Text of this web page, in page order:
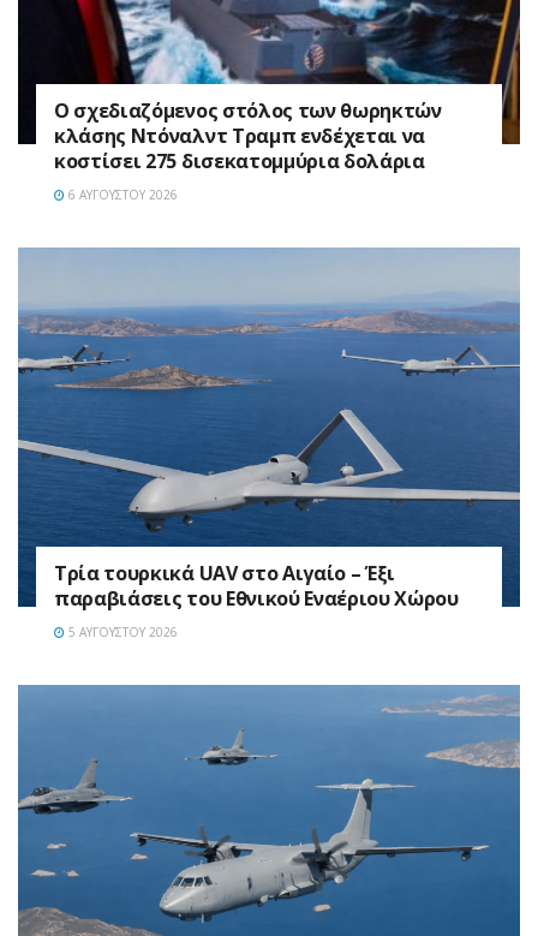
Ο σχεδιαζόμενος στόλος των θωρηκτών
κλάσης Ντόναλντ Τραμπ ενδέχεται να
κοστίσει 275 δισεκατομμύρια δολάρια
6 ΑΥΓΟΎΣΤΟΥ 2026
Τρία τουρκικά UAV στο Αιγαίο – Έξι
παραβιάσεις του Εθνικού Εναέριου Χώρου
5 ΑΥΓΟΎΣΤΟΥ 2026